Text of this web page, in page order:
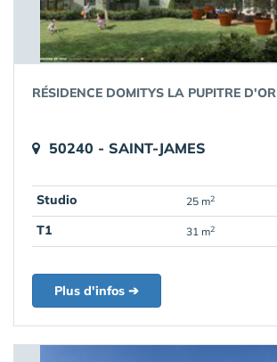
RÉSIDENCE DOMITYS LA PUPITRE D'OR
50240 - SAINT-JAMES
Studio 25 m2
T1
31 m2
Plus d'infos ➔